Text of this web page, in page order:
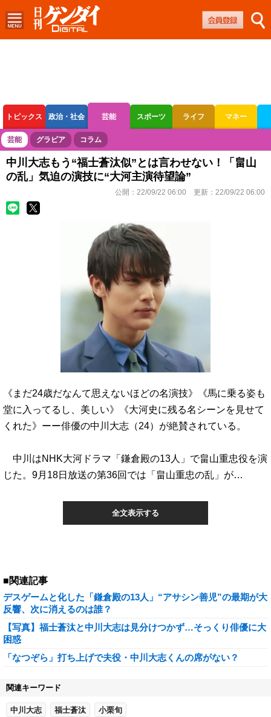
トピックス 政治・社会 芸能 スポーツ ライフ マネー
ボートレース 競輪 オートレース
芸能 グラビア コラム
中川大志もう“福士蒼汰似”とは言わせない！「畠山
の乱」気迫の演技に“大河主演待望論”
公開： 22/09/22 06:00 更新： 22/09/22 06:00
《まだ24歳だなんて思えないほどの名演技》《馬に乗る姿も
堂に入ってるし、美しい》《大河史に残る名シーンを見せて
くれた》ーー俳優の中川大志（24）が絶賛されている。
中川はNHK大河ドラマ「鎌倉殿の13人」で畠山重忠役を演
じた。9月18日放送の第36回では「畠山重忠の乱」が…
全文表示する
■関連記事
デスゲームと化した「鎌倉殿の13人」“アサシン善児”の最期が大
反響、次に消えるのは誰？
【写真】福士蒼汰と中川大志は見分けつかず…そっくり俳優に大
困惑
「なつぞら」打ち上げで夫役・中川大志くんの席がない？
関連キーワード
中川大志 福士蒼汰 小栗旬